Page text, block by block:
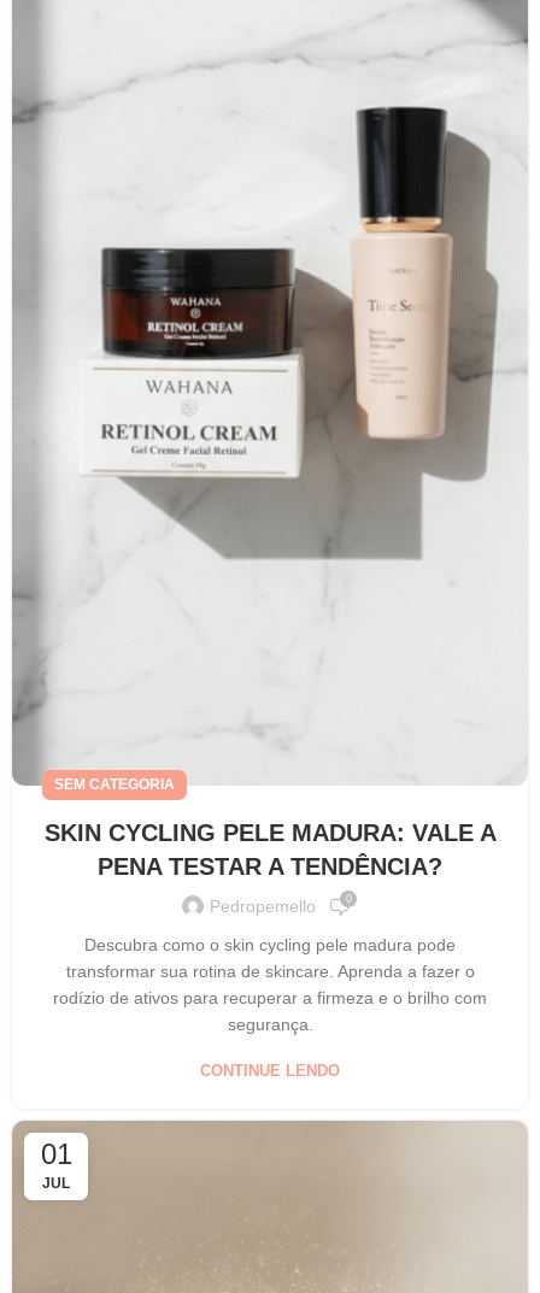
SEM CATEGORIA
SKIN CYCLING PELE MADURA: VALE A
PENA TESTAR A TENDÊNCIA?
Pedropemello 0
Descubra como o skin cycling pele madura pode
transformar sua rotina de skincare. Aprenda a fazer o
rodízio de ativos para recuperar a firmeza e o brilho com
segurança.
CONTINUE LENDO
01
JUL